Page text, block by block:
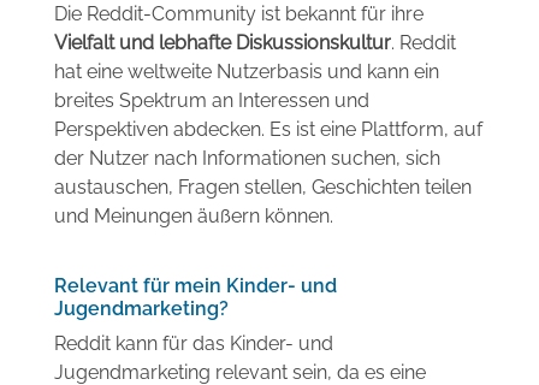
Die Reddit-Community ist bekannt für ihre
Vielfalt und lebhafte Diskussionskultur. Reddit
hat eine weltweite Nutzerbasis und kann ein
breites Spektrum an Interessen und
Perspektiven abdecken. Es ist eine Plattform, auf
der Nutzer nach Informationen suchen, sich
austauschen, Fragen stellen, Geschichten teilen
und Meinungen äußern können.
Relevant für mein Kinder- und
Jugendmarketing?
Reddit kann für das Kinder- und
Jugendmarketing relevant sein, da es eine